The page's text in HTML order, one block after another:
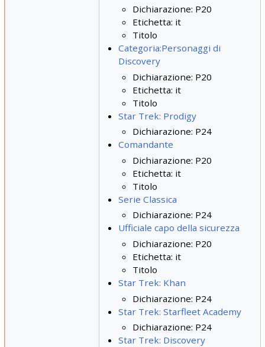
Dichiarazione: P20
Etichetta: it
Titolo
Categoria:Personaggi di
Discovery
Dichiarazione: P20
Etichetta: it
Titolo
Star Trek: Prodigy
Dichiarazione: P24
Comandante
Dichiarazione: P20
Etichetta: it
Titolo
Serie Classica
Dichiarazione: P24
Ufficiale capo della sicurezza
Dichiarazione: P20
Etichetta: it
Titolo
Star Trek: Khan
Dichiarazione: P24
Star Trek: Starfleet Academy
Dichiarazione: P24
Star Trek: Discovery